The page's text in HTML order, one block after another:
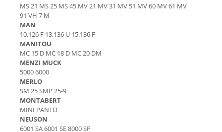
Pompa hidraulica
Uleiuri si filtre
Filtre aer
Filtre combustibil
Filtre hidraulice
Filtre ulei motor
Prefiltru
Kituri de filtre
Capac filtru
Piese Hydrema
Piese Hammel
Piese Gremo
Piese Gregoire
Piese Foredil
Piese Fantuzzi
Piese Euromach
Piese ERF
MS 21 MS 25 MS 45 MV 21 MV 31 MV 51 MV 60 MV 61 MV
91 VH 7 M
MAN
10.126 F 13.136 U 15.136 F
MANITOU
MC 15 D MC 18 D MC 20 DM
MENZI MUCK
5000 6000
MERLO
SM 25 SMP 25-9
MONTABERT
MINI PANTO
NEUSON
6001 SA 6001 SE 8000 SP